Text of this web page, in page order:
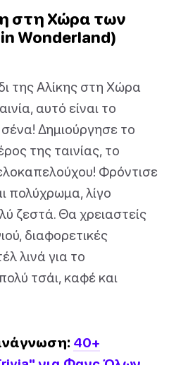
στη Χώρα των
Wonderland)
της Αλίκης στη Χώρα
αυτό είναι το
Δημιούργησε το
της ταινίας, το
Φρόντισε
πολύχρωμα, λίγο
ζεστά. Θα χρειαστείς
διαφορετικές
λινά για το
τσάι, καφέ και
40+